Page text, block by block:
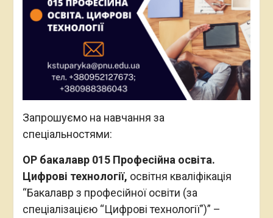
Запрошуємо на навчання за
спеціальностями:
ОР бакалавр 015 Професійна освіта.
Цифрові технології, освітня кваліфікація
“Бакалавр з професійної освіти (за
спеціалізацією “Цифрові технології”)” –